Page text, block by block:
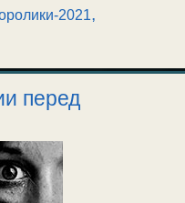
2021,
перед